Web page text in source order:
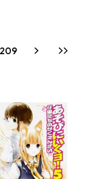
209